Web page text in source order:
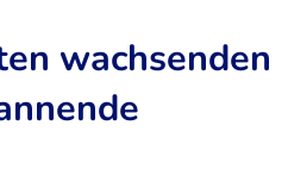
wachsenden